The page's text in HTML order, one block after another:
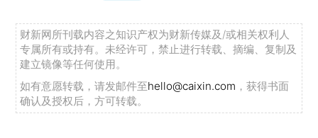
财新网所刊载内容之知识产权为财新传媒及/或相关权利人
专属所有或持有。未经许可，禁止进行转载、摘编、复制及
建立镜像等任何使用。
如有意愿转载，请发邮件至hello@caixin.com ，获得书面
确认及授权后，方可转载。